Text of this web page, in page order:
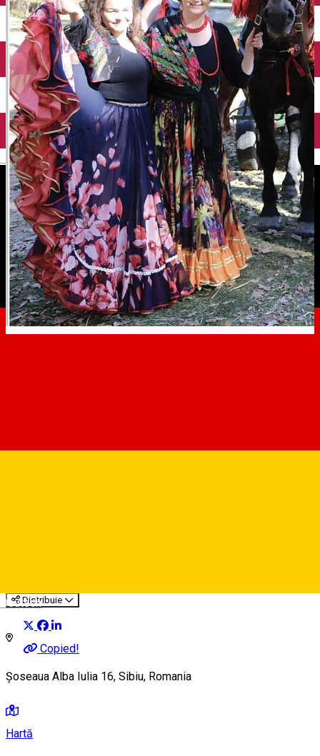
English
DeutschDistribuie
Copied!
Șoseaua Alba Iulia 16, Sibiu, Romania
Hartă